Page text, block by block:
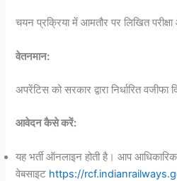
चयन प्रक्रिया में आमतौर पर लिखित परीक्षा
वेतनमान:
अपरेंटिस को सरकार द्वारा निर्धारित वजीफा
आवेदन कैसे करें:
यह भर्ती ऑनलाइन होती है। आप आधिकारिक
वेबसाइट https://